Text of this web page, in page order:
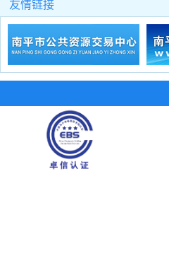
友情链接